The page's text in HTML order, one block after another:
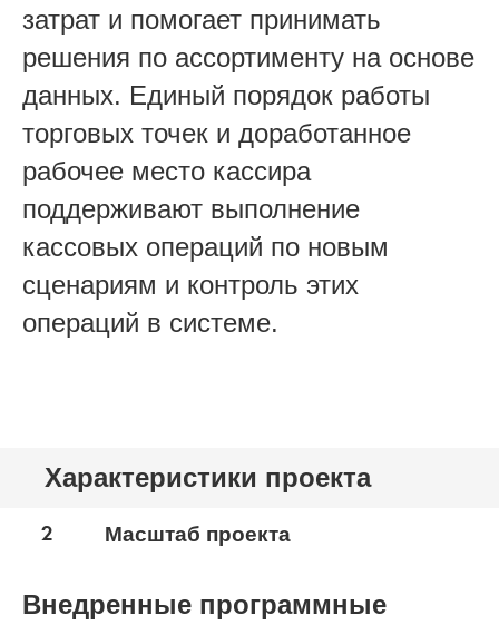
затрат и помогает принимать
решения по ассортименту на основе
данных. Единый порядок работы
торговых точек и доработанное
рабочее место кассира
поддерживают выполнение
кассовых операций по новым
сценариям и контроль этих
операций в системе.
Характеристики проекта
2 Масштаб проекта
Внедренные программные